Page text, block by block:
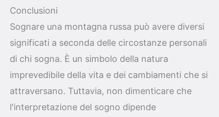
Conclusioni
Sognare una montagna russa può avere diversi
significati a seconda delle circostanze personali
di chi sogna. È un simbolo della natura
imprevedibile della vita e dei cambiamenti che si
attraversano. Tuttavia, non dimenticare che
l'interpretazione del sogno dipende